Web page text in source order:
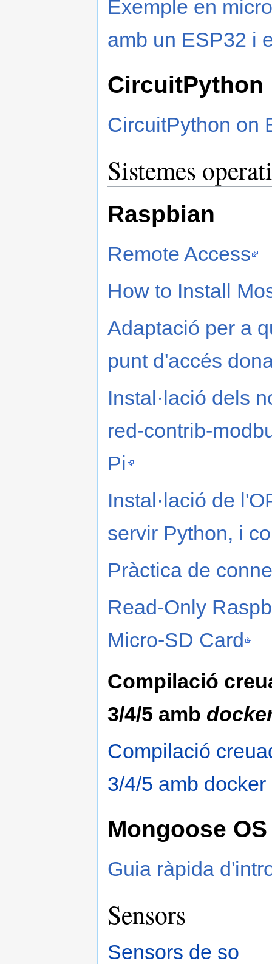
Exemple en
amb un ESP32 i
CircuitPython
CircuitPython on
Sistemes
Raspbian
Remote Access
How to Install
Adaptació per a
punt d'accés
Instal·lació dels
red-contrib-
Pi
Instal·lació de
servir Python, i
Pràctica de
Read-Only
Micro-SD Card
Compilació
3/4/5 amb
Compilació
3/4/5 amb docker
Mongoose OS
Guia ràpida
Sensors
Sensors de so